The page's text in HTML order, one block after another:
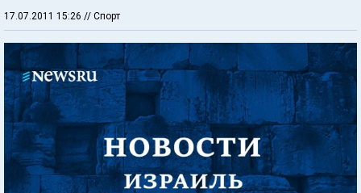
17.07.2011 15:26 // Спорт